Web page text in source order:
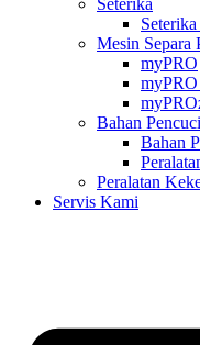
Seterika
Mesin Separa
myPRO
Bahan Pencuci
Bahan
Peralatan
Servis Kami